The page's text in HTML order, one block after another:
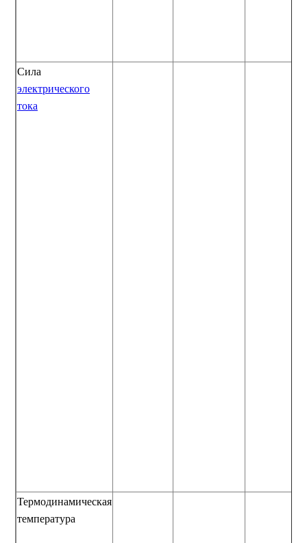
Сила
электрического
тока
Термодинамическая
температура